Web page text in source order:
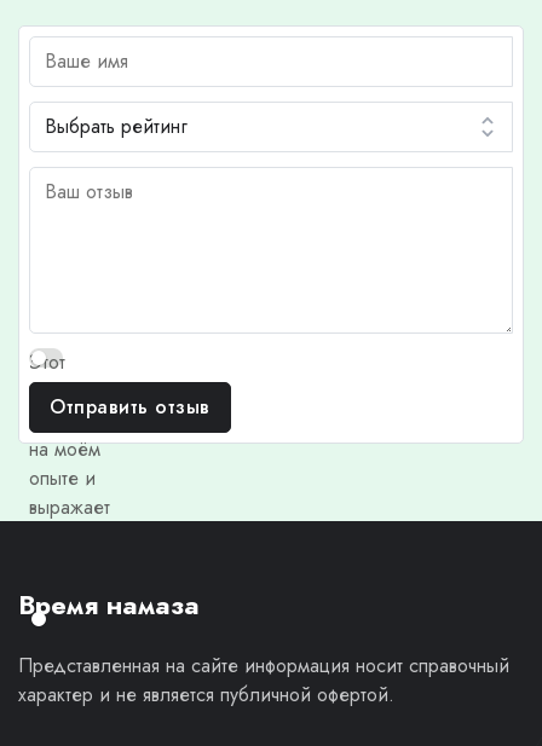
Этот
отзыв
основан
на моём
опыте и
выражает
мнение.
Отправить отзыв
Время намаза
Представленная на сайте информация носит справочный
характер и не является публичной офертой.